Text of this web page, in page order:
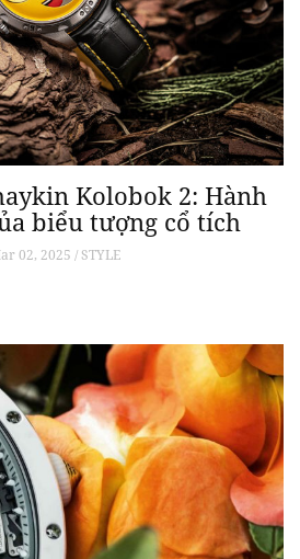
Kolobok 2: Hành
biểu tượng cổ tích
02, 2025 / STYLE